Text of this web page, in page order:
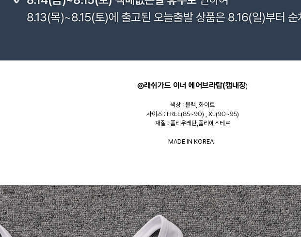
◎래쉬가드 이너 에어브라탑(캡내장)
색상 : 블랙, 화이트
사이즈 : FREE(85~90) , XL(90~95)
재질 : 폴리우레탄,폴리에스테르
MADE IN KOREA